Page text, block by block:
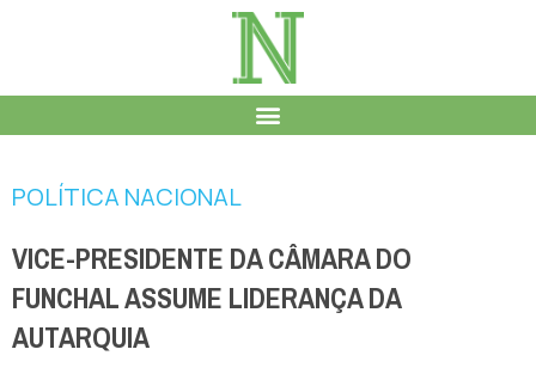
POLÍTICA NACIONAL
VICE-PRESIDENTE DA CÂMARA DO
FUNCHAL ASSUME LIDERANÇA DA
AUTARQUIA